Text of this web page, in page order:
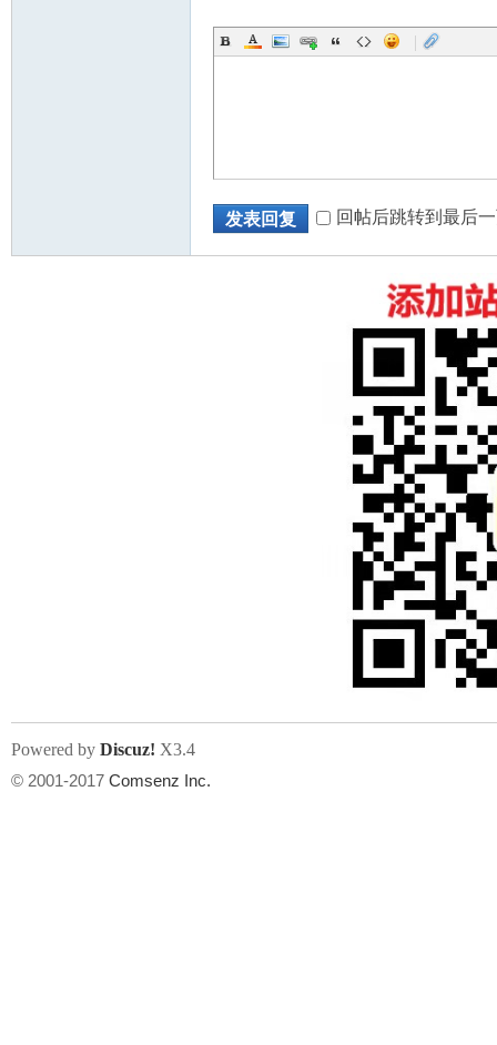
|
发表回复 回帖后跳转到最后
Powered by Discuz! X3.4
© 2001-2017 Comsenz Inc.